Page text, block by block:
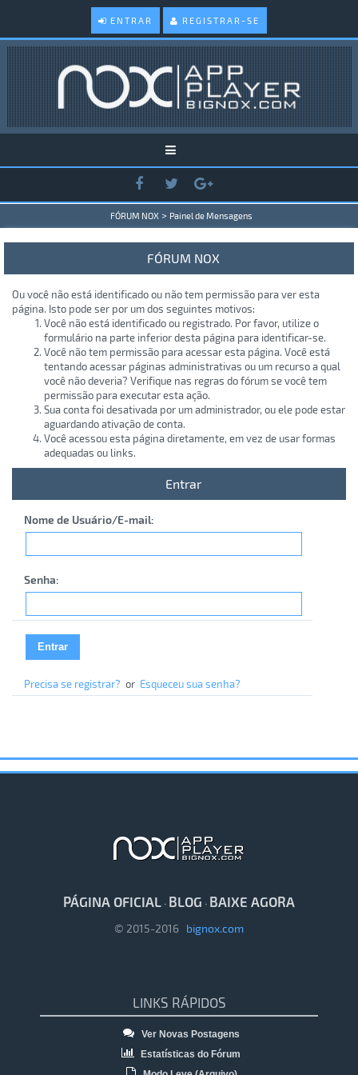
ENTRAR REGISTRAR-SE
FÓRUM NOX > Painel de Mensagens
FÓRUM NOX
Ou você não está identificado ou não tem permissão para ver esta
página. Isto pode ser por um dos seguintes motivos:
Você não está identificado ou registrado. Por favor, utilize o
formulário na parte inferior desta página para identificar-se.
Você não tem permissão para acessar esta página. Você está
tentando acessar páginas administrativas ou um recurso a qual
você não deveria? Verifique nas regras do fórum se você tem
permissão para executar esta ação.
Sua conta foi desativada por um administrador, ou ele pode estar
aguardando ativação de conta.
Você acessou esta página diretamente, em vez de usar formas
adequadas ou links.
Entrar
Nome de Usuário/E-mail:
Senha:
Precisa se registrar? or Esqueceu sua senha?
PÁGINA OFICIAL · BLOG · BAIXE AGORA
© 2015-2016 bignox.com
LINKS RÁPIDOS
Ver Novas Postagens
Estatísticas do Fórum